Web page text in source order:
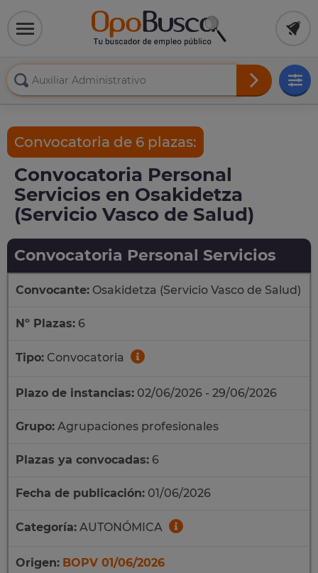
Convocatoria de 6 plazas:
Convocatoria Personal
Servicios en Osakidetza
(Servicio Vasco de Salud)
Convocatoria Personal Servicios
Convocante: Osakidetza (Servicio Vasco de Salud)
Nº Plazas: 6
Tipo: Convocatoria
Plazo de instancias: 02/06/2026 - 29/06/2026
Grupo: Agrupaciones profesionales
Plazas ya convocadas: 6
Fecha de publicación: 01/06/2026
Categoría: AUTONÓMICA
Origen: BOPV 01/06/2026